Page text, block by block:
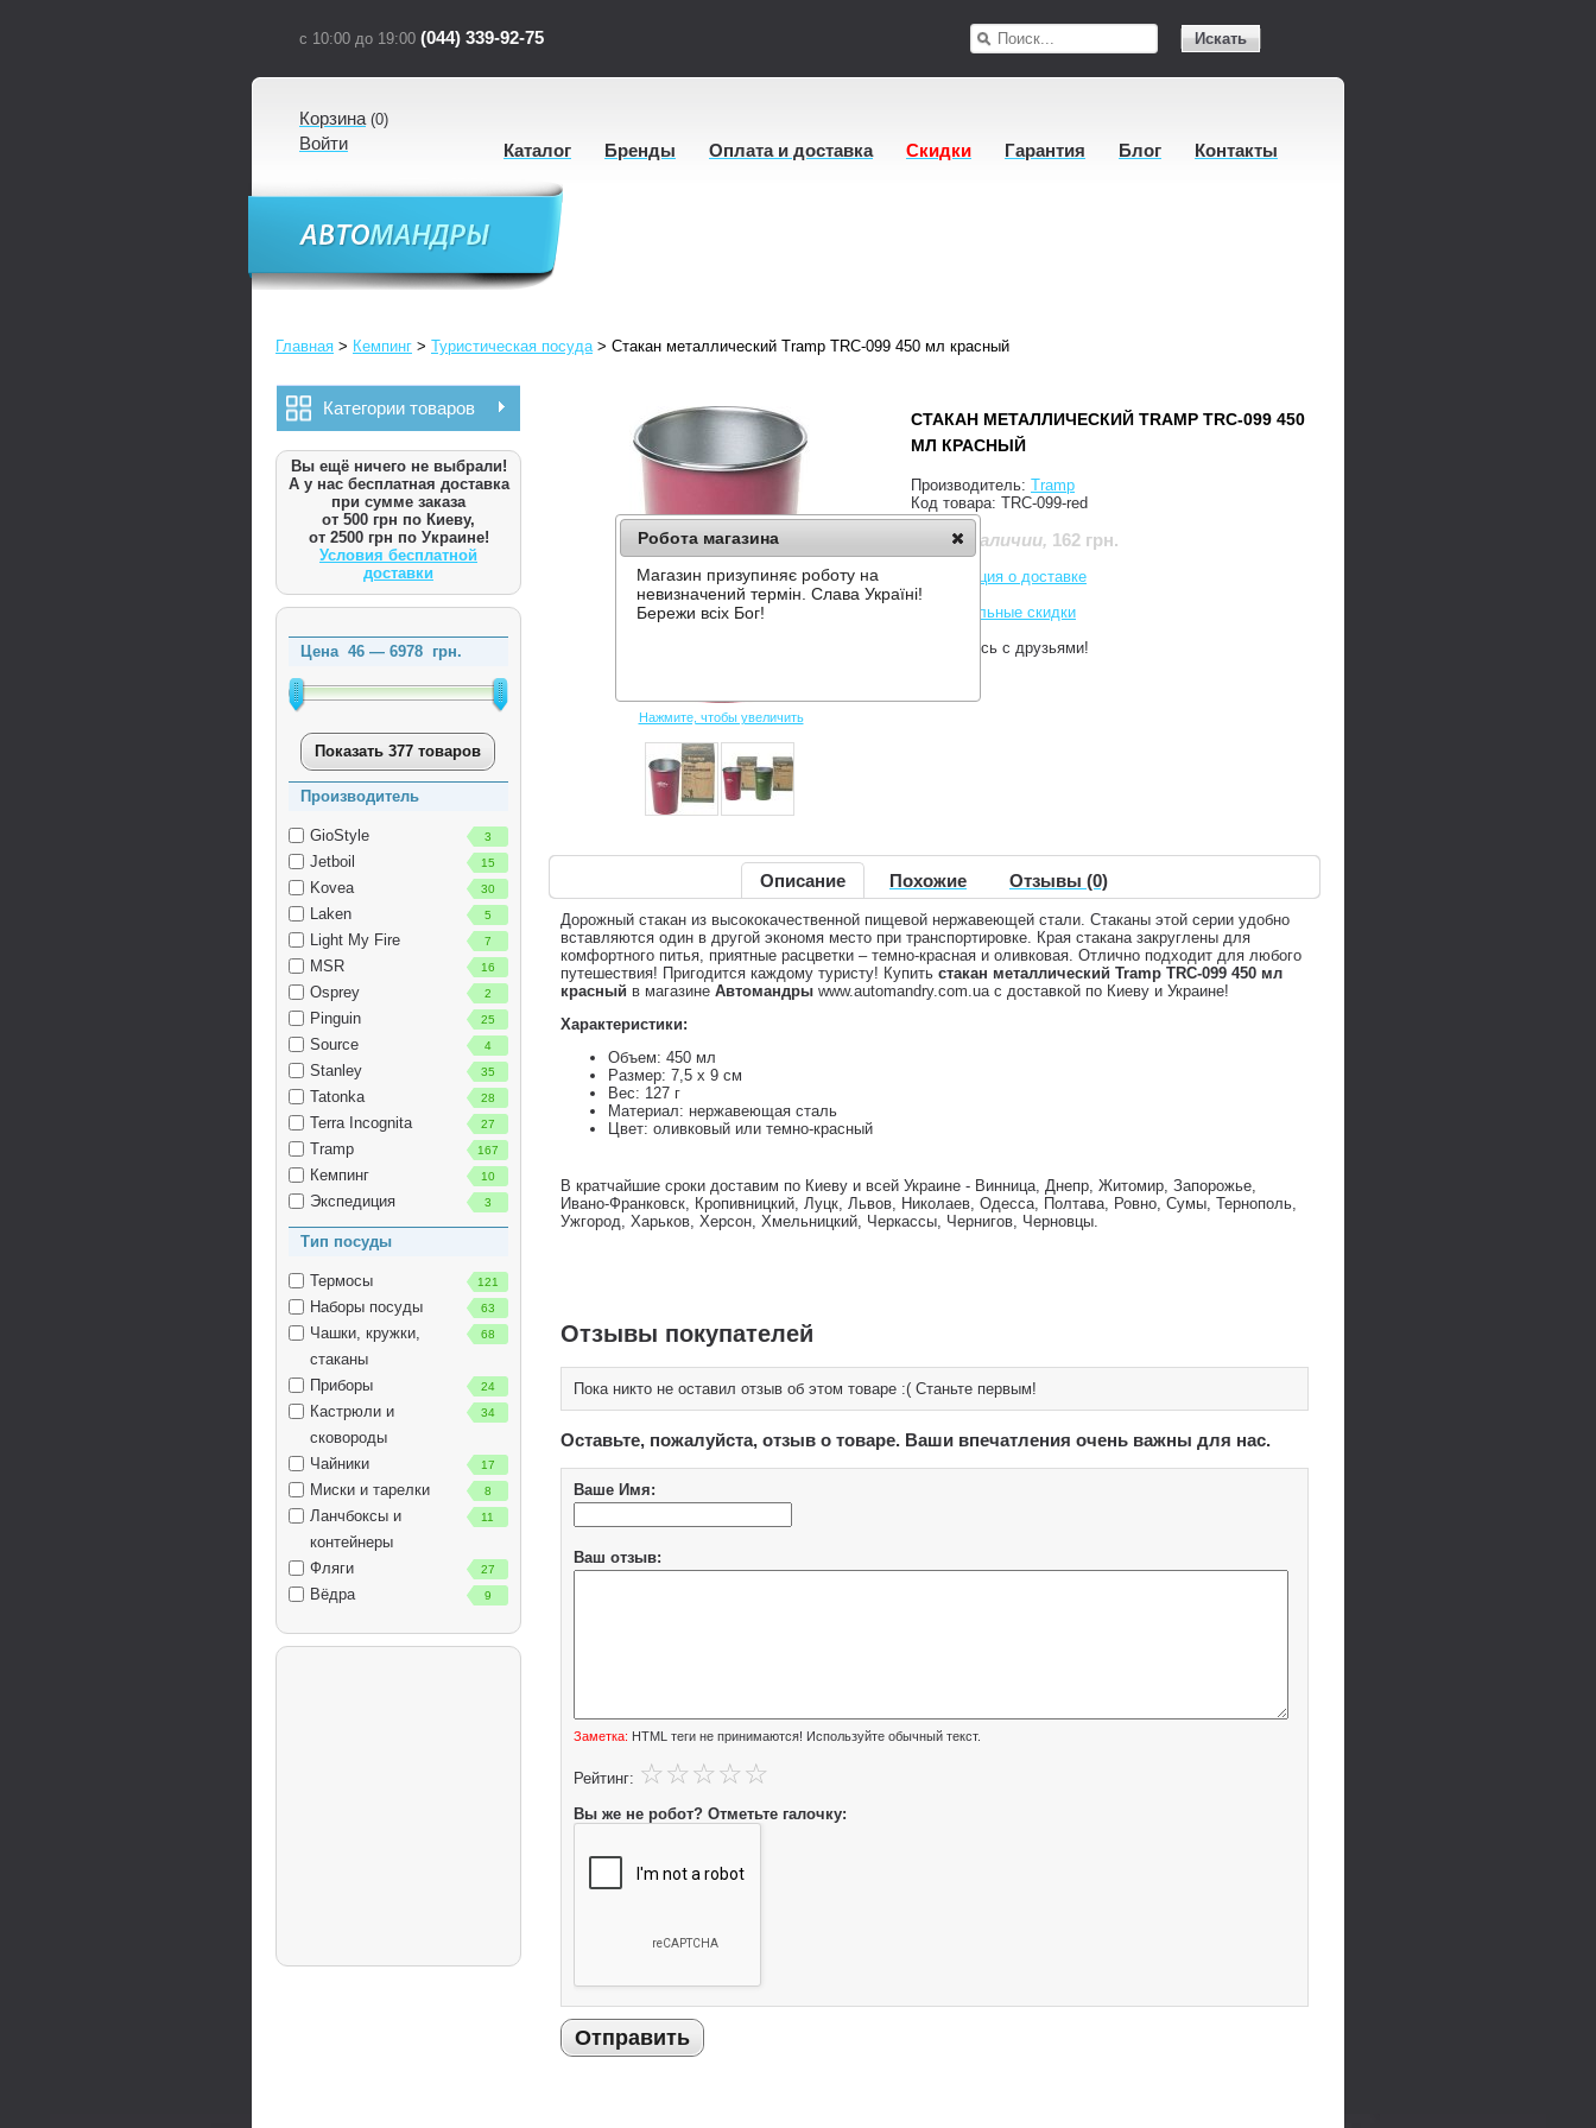
с 10:00 до 19:00 (044) 339-92-75 Искать
Корзина(0)
Войти Каталог Бренды Оплата и доставка Скидки Гарантия Блог Контакты
Главная > Кемпинг > Туристическая посуда > Стакан металлический Tramp TRC-099 450 мл красный
Категории товаров
Вы ещё ничего не выбрали!
А у нас бесплатная доставка
при сумме заказа
от 500 грн по Киеву,
от 2500 грн по Украине!
Условия бесплатной
доставки
Цена 46 — 6978 грн.
Показать 377 товаров
Производитель
GioStyle 3
Jetboil 15
Kovea 30
Laken 5
Light My Fire 7
MSR 16
Osprey 2
Pinguin 25
Source 4
Stanley 35
Tatonka 28
Terra Incognita 27
Tramp 167
Кемпинг 10
Экспедиция 3
Тип посуды
Термосы 121
Наборы посуды 63
Чашки, кружки,
стаканы
68
Приборы 24
Кастрюли и
сковороды
34
Чайники 17
Миски и тарелки 8
Ланчбоксы и
контейнеры
11
Фляги 27
Вёдра 9
Нажмите, чтобы увеличить
СТАКАН МЕТАЛЛИЧЕСКИЙ TRAMP TRC-099 450
МЛ КРАСНЫЙ
Производитель: Tramp
Код товара: TRC-099-red
Нет в наличии, 162 грн.
Информация о доставке
Накопительные скидки
Поделитесь с друзьями!
Описание Похожие Отзывы (0)
Дорожный стакан из высококачественной пищевой нержавеющей стали. Стаканы этой серии удобно
вставляются один в другой экономя место при транспортировке. Края стакана закруглены для
комфортного питья, приятные расцветки – темно-красная и оливковая. Отлично подходит для любого
путешествия! Пригодится каждому туристу! Купить стакан металлический Tramp TRC-099 450 мл
красный в магазине Автомандры www.automandry.com.ua с доставкой по Киеву и Украине!
Характеристики:
Объем: 450 мл
Размер: 7,5 х 9 см
Вес: 127 г
Материал: нержавеющая сталь
Цвет: оливковый или темно-красный
В кратчайшие сроки доставим по Киеву и всей Украине - Винница, Днепр, Житомир, Запорожье,
Ивано-Франковск, Кропивницкий, Луцк, Львов, Николаев, Одесса, Полтава, Ровно, Сумы, Тернополь,
Ужгород, Харьков, Херсон, Хмельницкий, Черкассы, Чернигов, Черновцы.
Отзывы покупателей
Пока никто не оставил отзыв об этом товаре :( Станьте первым!
Оставьте, пожалуйста, отзыв о товаре. Ваши впечатления очень важны для нас.
Ваше Имя:
Ваш отзыв:
Заметка: HTML теги не принимаются! Используйте обычный текст.
Рейтинг:
Вы же не робот? Отметьте галочку:
Отправить
Робота магазина
Магазин призупиняє роботу на
невизначений термін. Слава Україні!
Бережи всіх Бог!